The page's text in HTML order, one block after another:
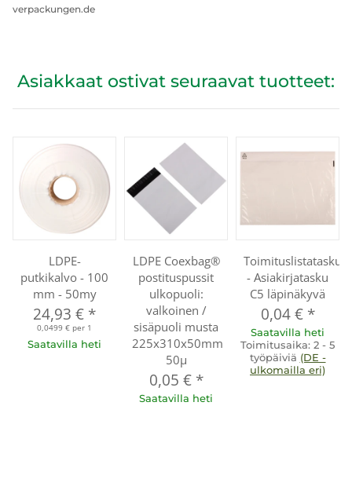
verpackungen.de
Asiakkaat ostivat seuraavat tuotteet:
LDPE-
putkikalvo - 100
mm - 50my
24,93 € *
0,0499 € per 1
Saatavilla heti
LDPE Coexbag®
postituspussit
ulkopuoli:
valkoinen /
sisäpuoli musta
225x310x50mm
50µ
0,05 € *
Saatavilla heti
Toimituslistataskut
- Asiakirjatasku
C5 läpinäkyvä
0,04 € *
Saatavilla heti
Toimitusaika: 2 - 5
työpäiviä (DE -
ulkomailla eri)